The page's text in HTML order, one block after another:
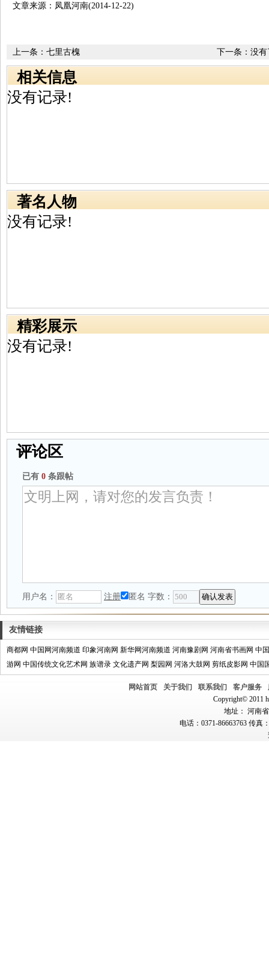
文章来源：凤凰河南(2014-12-22)
下一条：没有
上一条： 七里古槐
相关信息
没有记录!
著名人物
没有记录!
精彩展示
没有记录!
评论区
已有 0 条跟帖
用户名： 注册 匿名 字数：
友情链接
商都网 中国网河南频道 印象河南网 新华网河南频道 河南豫剧网 河南省书画网 中
游网 中国传统文化艺术网 族谱录 文化遗产网 梨园网 河洛大鼓网 剪纸皮影网 中国
网站首页 关于我们 联系我们 客户服务
Copyright© 2011
地址： 河南
电话：0371-86663763 传真